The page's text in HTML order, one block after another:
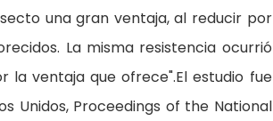
una gran ventaja, al reducir por
La misma resistencia ocurrió
la ventaja que ofrece".El estudio fue
Unidos, Proceedings of the National